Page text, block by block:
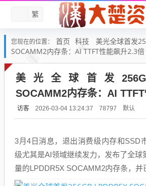
繁
您现在的位置： 首页 科技
美光全球首发
SOCAMM2内存条：AI TTFT性能飙升2.3倍
美光全球首发256GB
SOCAMM2内存条：AI
访客 2026-03-04 13:24:37 78797 默认
3月4日消息，退出消费级内存和SSD
级尤其是AI领域继续发力，发布了全球
量的LPDDR5X SOCAMM2内存条，并